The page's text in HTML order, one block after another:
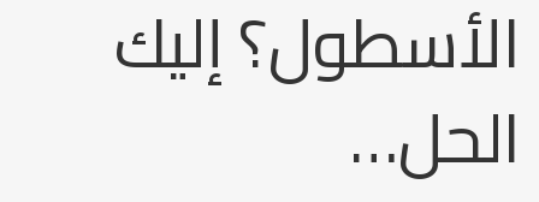
الأسطول؟ إليك
الحل…